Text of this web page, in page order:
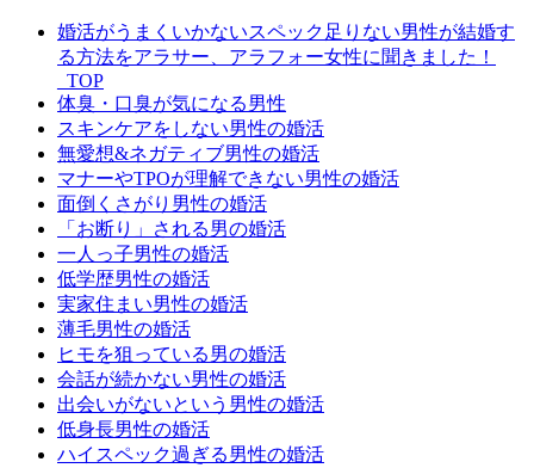
婚活がうまくいかないスペック足りない男性が結婚す
る方法をアラサー、アラフォー女性に聞きました！
_TOP
体臭・口臭が気になる男性
スキンケアをしない男性の婚活
無愛想&ネガティブ男性の婚活
マナーやTPOが理解できない男性の婚活
面倒くさがり男性の婚活
「お断り」される男の婚活
一人っ子男性の婚活
低学歴男性の婚活
実家住まい男性の婚活
薄毛男性の婚活
ヒモを狙っている男の婚活
会話が続かない男性の婚活
出会いがないという男性の婚活
低身長男性の婚活
ハイスペック過ぎる男性の婚活